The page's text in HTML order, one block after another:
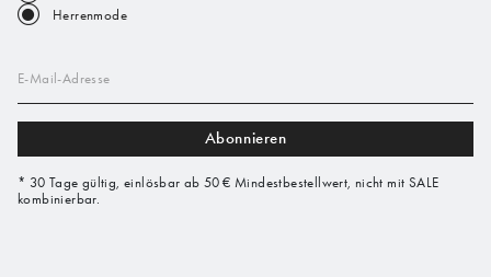
Herrenmode
E-Mail-Adresse
Abonnieren
* 30 Tage gültig, einlösbar ab 50 € Mindestbestellwert, nicht mit SALE
kombinierbar.